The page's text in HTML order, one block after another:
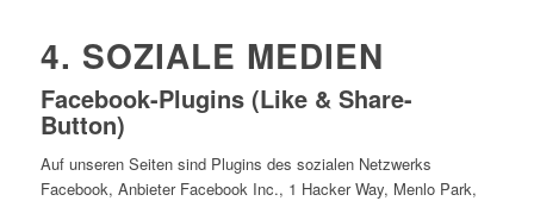
4. SOZIALE MEDIEN
Facebook-Plugins (Like & Share-
Button)
Auf unseren Seiten sind Plugins des sozialen Netzwerks
Facebook, Anbieter Facebook Inc., 1 Hacker Way, Menlo Park,